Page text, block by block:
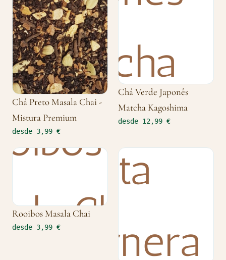
Chá Preto Masala Chai -
Mistura Premium
desde 3,99 €
Chá Verde Japonês
Matcha Kagoshima
desde 12,99 €
Rooibos Masala Chai
desde 3,99 €